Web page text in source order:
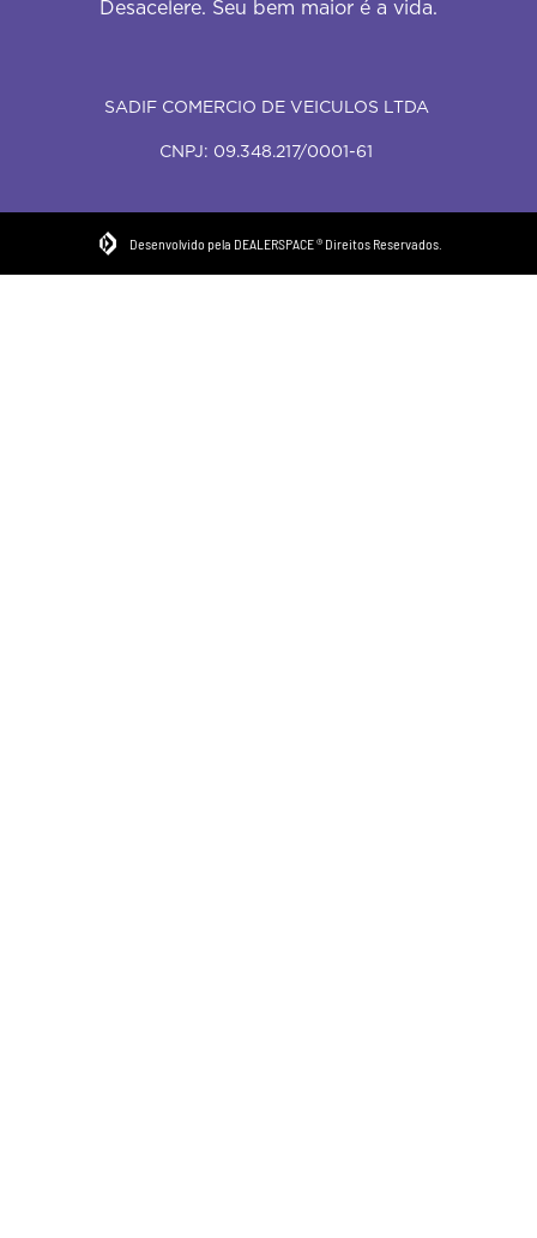
Desacelere. Seu bem maior é a vida.
SADIF COMERCIO DE VEICULOS LTDA
CNPJ: 09.348.217/0001-61
Desenvolvido pela DEALERSPACE ® Direitos Reservados.